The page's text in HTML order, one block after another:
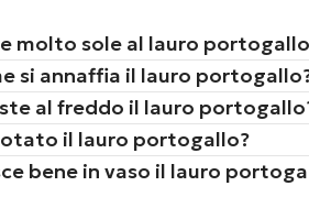
molto sole al lauro
si annaffia il lauro
al freddo il lauro
il lauro portogallo?
bene in vaso il lauro